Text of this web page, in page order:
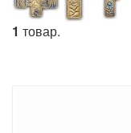
1 товар.